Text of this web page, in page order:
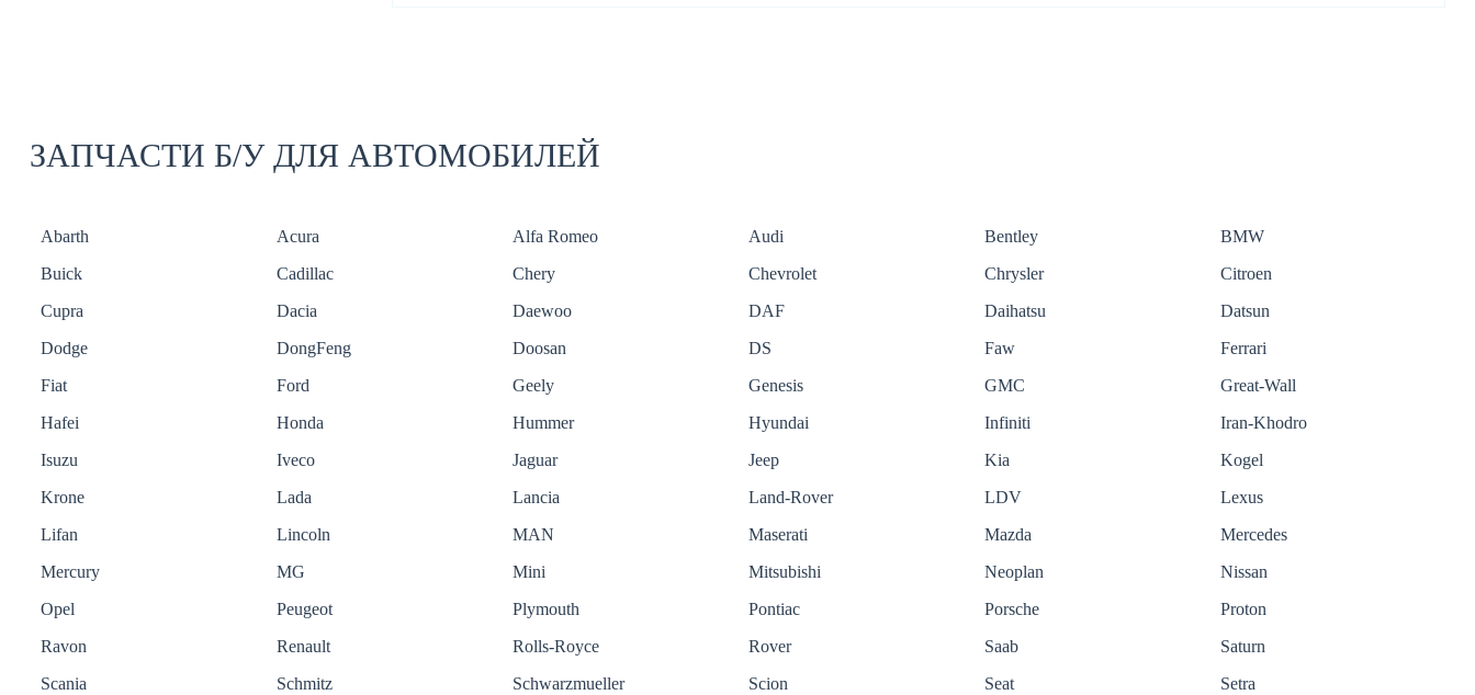
ЗАПЧАСТИ Б/У ДЛЯ АВТОМОБИЛЕЙ
Abarth Acura Alfa Romeo Audi Bentley
BMW
Buick
Cadillac Chery Chevrolet Chrysler
Citroen
Cupra
Dacia Daewoo DAF Daihatsu
Datsun
Dodge
DongFeng Doosan DS Faw
Ferrari
Fiat
Ford Geely Genesis GMC
Great-Wall
Hafei
Honda Hummer Hyundai Infiniti
Iran-Khodro
Isuzu
Iveco Jaguar Jeep Kia
Kogel
Krone
Lada Lancia Land-Rover LDV
Lexus
Lifan
Lincoln MAN Maserati Mazda
Mercedes
Mercury
MG Mini Mitsubishi Neoplan
Nissan
Opel
Peugeot Plymouth Pontiac Porsche
Proton
Ravon
Renault Rolls-Royce Rover Saab
Saturn
Scania
Schmitz Schwarzmueller Scion Seat
Setra